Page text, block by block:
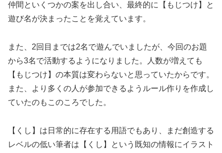
仲間といくつかの案を出し合い、最終的に【もじつけ】と
遊び名が決まったことを覚えています。
また、2回目までは2名で遊んでいましたが、今回のお題
から3名で活動するようになりました。人数が増えても
【もじつけ】の本質は変わらないと思っていたからです。
また、より多くの人が参加できるようルール作りを作成し
ていたのもこのころでした。
【くし】は日常的に存在する用語でもあり、まだ創造する
レベルの低い筆者は【くし】という既知の情報にイラスト